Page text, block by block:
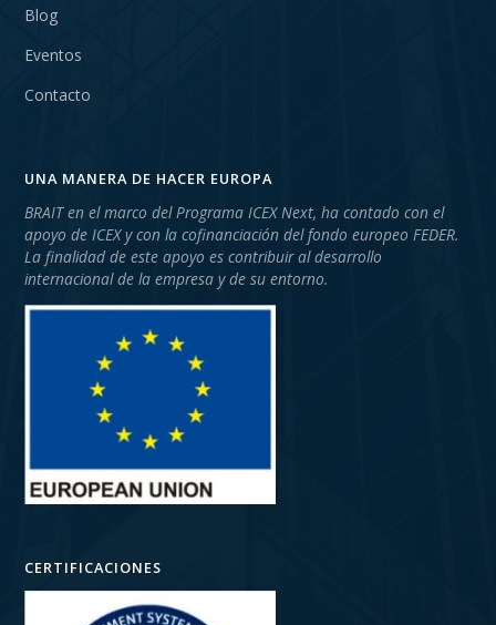
Blog
Eventos
Contacto
UNA MANERA DE HACER EUROPA
BRAIT en el marco del Programa ICEX Next, ha contado con el
apoyo de ICEX y con la cofinanciación del fondo europeo FEDER.
La finalidad de este apoyo es contribuir al desarrollo
internacional de la empresa y de su entorno.
CERTIFICACIONES